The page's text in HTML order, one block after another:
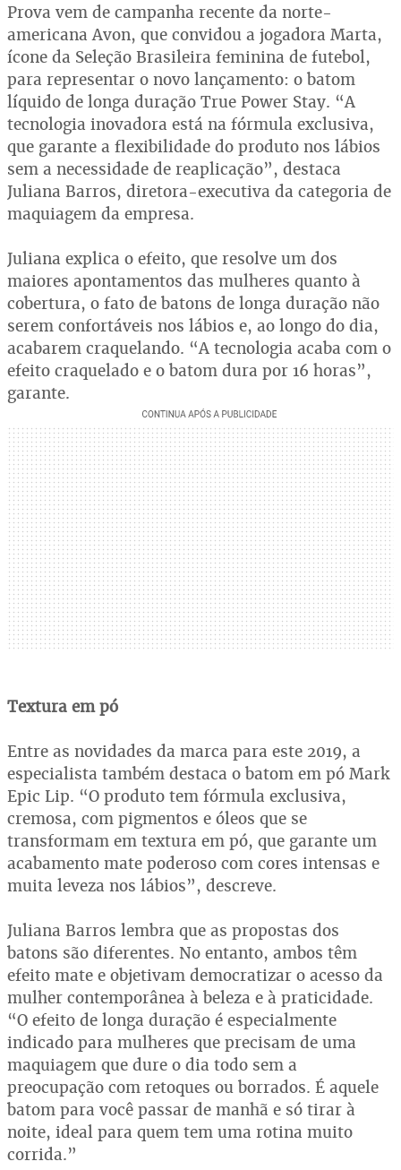
Prova vem de campanha recente da norte-
americana Avon, que convidou a jogadora Marta,
ícone da Seleção Brasileira feminina de futebol,
para representar o novo lançamento: o batom
líquido de longa duração True Power Stay. “A
tecnologia inovadora está na fórmula exclusiva,
que garante a flexibilidade do produto nos lábios
sem a necessidade de reaplicação”, destaca
Juliana Barros, diretora-executiva da categoria de
maquiagem da empresa.
Juliana explica o efeito, que resolve um dos
maiores apontamentos das mulheres quanto à
cobertura, o fato de batons de longa duração não
serem confortáveis nos lábios e, ao longo do dia,
acabarem craquelando. “A tecnologia acaba com o
efeito craquelado e o batom dura por 16 horas”,
garante.
Textura em pó
Entre as novidades da marca para este 2019, a
especialista também destaca o batom em pó Mark
Epic Lip. “O produto tem fórmula exclusiva,
cremosa, com pigmentos e óleos que se
transformam em textura em pó, que garante um
acabamento mate poderoso com cores intensas e
muita leveza nos lábios”, descreve.
Juliana Barros lembra que as propostas dos
batons são diferentes. No entanto, ambos têm
efeito mate e objetivam democratizar o acesso da
mulher contemporânea à beleza e à praticidade.
“O efeito de longa duração é especialmente
indicado para mulheres que precisam de uma
maquiagem que dure o dia todo sem a
preocupação com retoques ou borrados. É aquele
batom para você passar de manhã e só tirar à
noite, ideal para quem tem uma rotina muito
corrida.”